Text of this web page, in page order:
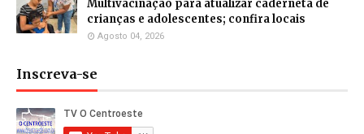
Multivacinação para atualizar caderneta de
crianças e adolescentes; confira locais
Agosto 04, 2026
Inscreva-se